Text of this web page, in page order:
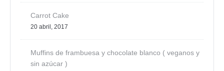
Carrot Cake
20 abril, 2017
Muffins de frambuesa y chocolate blanco ( veganos y
sin azúcar )